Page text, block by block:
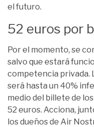
el futuro.
52 euros por
Por el momento, se
salvo que estará
competencia privada.
será hasta un 40%
medio del billete de
52 euros. Acciona,
los dueños de Air